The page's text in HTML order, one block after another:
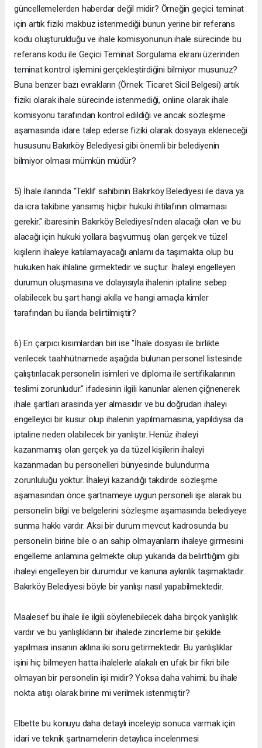
güncellemelerden haberdar değil midir? Örneğin geçici teminat
için artık fiziki makbuz istenmediği bunun yerine bir referans
kodu oluşturulduğu ve ihale komisyonunun ihale sürecinde bu
referans kodu ile Geçici Teminat Sorgulama ekranı üzerinden
teminat kontrol işlemini gerçekleştirdiğini bilmiyor musunuz?
Buna benzer bazı evrakların (Örnek: Ticaret Sicil Belgesi) artık
fiziki olarak ihale sürecinde istenmediği, online olarak ihale
komisyonu tarafından kontrol edildiği ve ancak sözleşme
aşamasında idare talep ederse fiziki olarak dosyaya ekleneceği
hususunu Bakırköy Belediyesi gibi önemli bir belediyenin
bilmiyor olması mümkün müdür?
5) İhale ilanında "Teklif sahibinin Bakırköy Belediyesi ile dava ya
da icra takibine yansımış hiçbir hukuki ihtilafının olmaması
gerekir." ibaresinin Bakırköy Belediyesi'nden alacağı olan ve bu
alacağı için hukuki yollara başvurmuş olan gerçek ve tüzel
kişilerin ihaleye katılamayacağı anlamı da taşımakta olup bu
hukuken hak ihlaline girmektedir ve suçtur. İhaleyi engelleyen
durumun oluşmasına ve dolayısıyla ihalenin iptaline sebep
olabilecek bu şart hangi akılla ve hangi amaçla kimler
tarafından bu ilanda belirtilmiştir?
6) En çarpıcı kısımlardan biri ise "İhale dosyası ile birlikte
verilecek taahhütnamede aşağıda bulunan personel listesinde
çalıştırılacak personelin isimleri ve diploma ile sertifikalarının
teslimi zorunludur." ifadesinin ilgili kanunlar alenen çiğnenerek
ihale şartları arasında yer almasıdır ve bu doğrudan ihaleyi
engelleyici bir kusur olup ihalenin yapılmamasına, yapıldıysa da
iptaline neden olabilecek bir yanlıştır. Henüz ihaleyi
kazanmamış olan gerçek ya da tüzel kişilerin ihaleyi
kazanmadan bu personelleri bünyesinde bulundurma
zorunluluğu yoktur. İhaleyi kazandığı takdirde sözleşme
aşamasından önce şartnameye uygun personeli işe alarak bu
personelin bilgi ve belgelerini sözleşme aşamasında belediyeye
sunma hakkı vardır. Aksi bir durum mevcut kadrosunda bu
personelin birine bile o an sahip olmayanların ihaleye girmesini
engelleme anlamına gelmekte olup yukarıda da belirttiğim gibi
ihaleyi engelleyen bir durumdur ve kanuna aykırılık taşımaktadır.
Bakırköy Belediyesi böyle bir yanlışı nasıl yapabilmektedir.
Maalesef bu ihale ile ilgili söylenebilecek daha birçok yanlışlık
vardır ve bu yanlışlıkların bir ihalede zincirleme bir şekilde
yapılması insanın aklına iki soru getirmektedir. Bu yanlışlıklar
işini hiç bilmeyen hatta ihalelerle alakalı en ufak bir fikri bile
olmayan bir personelin işi midir? Yoksa daha vahimi; bu ihale
nokta atışı olarak birine mi verilmek istenmiştir?
Elbette bu konuyu daha detaylı inceleyip sonuca varmak için
idari ve teknik şartnamelerin detaylıca incelenmesi